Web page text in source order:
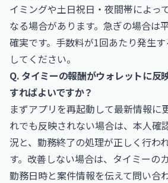
イミングや土日祝日・夜間帯によっ
なる場合があります。急ぎの場合は
確実です。手数料が1回あたり発生
してください。
Q. タイミーの報酬がウォレットに反
すればよいですか？
まずアプリを再起動して最新情報に
れでも反映されない場合は、本人確
況と、勤務終了の処理が正しく行わ
す。改善しない場合は、タイミーの
勤務日時と案件情報を伝えて問い合